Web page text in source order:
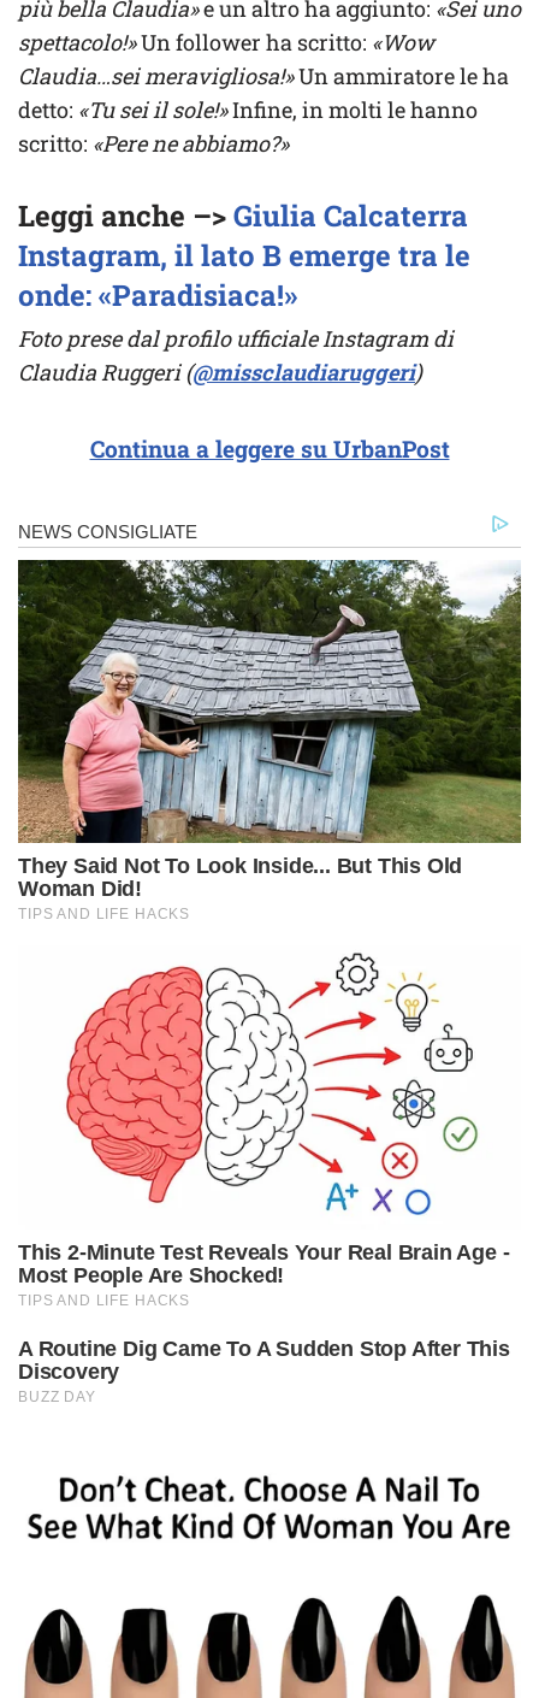
più bella Claudia»e un altro ha aggiunto: «Sei uno
spettacolo!»Un follower ha scritto: «Wow
Claudia…sei meravigliosa!»Un ammiratore le ha
detto: «Tu sei il sole!»Infine, in molti le hanno
scritto: «Pere ne abbiamo?»
Leggi anche –>Giulia Calcaterra
Instagram, il lato B emerge tra le
onde: «Paradisiaca!»
Foto prese dal profilo ufficiale Instagram di
Claudia Ruggeri (@missclaudiaruggeri)
Continua a leggere su UrbanPost